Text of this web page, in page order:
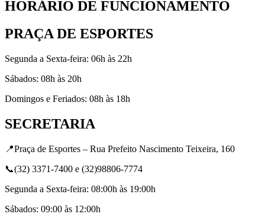
HORÁRIO DE FUNCIONAMENTO
PRAÇA DE ESPORTES
Segunda a Sexta-feira: 06h às 22h
Sábados: 08h às 20h
Domingos e Feriados: 08h às 18h
SECRETARIA
📍Praça de Esportes – Rua Prefeito Nascimento Teixeira, 160
📞(32) 3371-7400 e (32)98806-7774
Segunda a Sexta-feira: 08:00h às 19:00h
Sábados: 09:00 às 12:00h